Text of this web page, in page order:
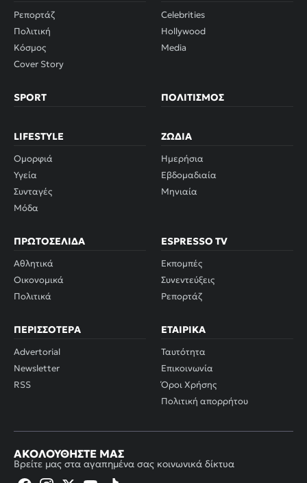
Ρεπορτάζ
Πολιτική
Κόσμος
Cover Story
Celebrities
Hollywood
Media
SPORT ΠΟΛΙΤΙΣΜΌΣ
LIFESTYLE
Ομορφιά
Υγεία
Συνταγές
Μόδα
ΖΏΔΙΑ
Ημερήσια
Εβδομαδιαία
Μηνιαία
ΠΡΩΤΟΣΈΛΙΔΑ
Αθλητικά
Οικονομικά
Πολιτικά
ESPRESSO TV
Εκπομπές
Συνεντεύξεις
Ρεπορτάζ
ΠΕΡΙΣΣΌΤΕΡΑ
Advertorial
Newsletter
RSS
ΕΤΑΙΡΙΚΆ
Ταυτότητα
Επικοινωνία
Όροι Χρήσης
Πολιτική απορρήτου
ΑΚΟΛΟΥΘΉΣΤΕ ΜΑΣ
Βρείτε μας στα αγαπημένα σας κοινωνικά δίκτυα